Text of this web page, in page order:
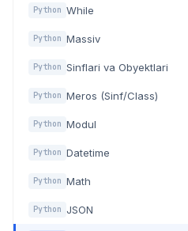
Python While
Python Massiv
Python Sinflari va Obyektlari
Python Meros (Sinf/Class)
Python Modul
Python Datetime
Python Math
Python JSON